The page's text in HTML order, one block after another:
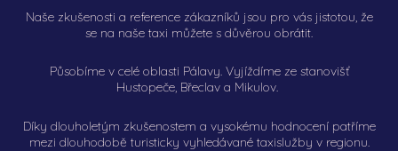
Naše zkušenosti a reference zákazníků jsou pro vás jistotou, že
se na naše taxi můžete s důvěrou obrátit.
Působíme v celé oblasti Pálavy. Vyjíždíme ze stanovišť
Hustopeče, Břeclav a Mikulov.
Díky dlouholetým zkušenostem a vysokému hodnocení patříme
mezi dlouhodobě turisticky vyhledávané taxislužby v regionu.